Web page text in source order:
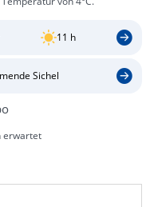
11 h
Sichel
erwartet